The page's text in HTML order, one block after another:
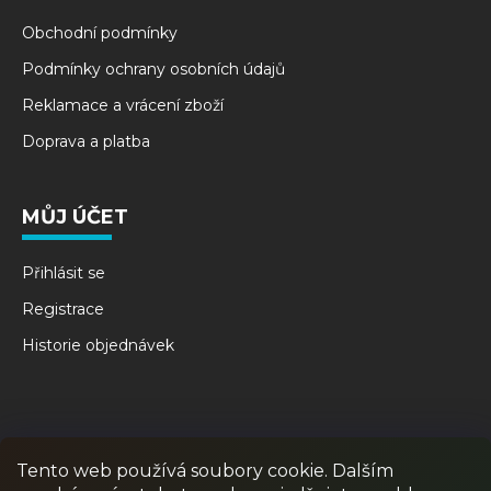
Tento web používá soubory cookie. Dalším
Obchodní podmínky
Podmínky ochrany osobních údajů
Reklamace a vrácení zboží
Doprava a platba
MŮJ ÚČET
Přihlásit se
Registrace
Historie objednávek